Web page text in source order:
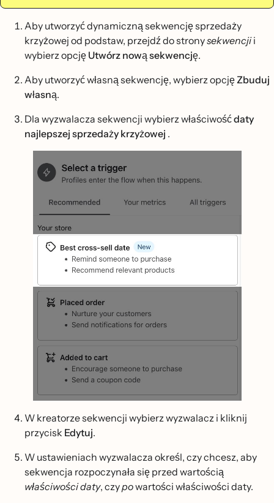
Aby utworzyć dynamiczną sekwencję sprzedaży
krzyżowej od podstaw, przejdź do stronysekwencjii
wybierz opcję Utwórz nową sekwencję.
Aby utworzyć własną sekwencję, wybierz opcję Zbuduj
własną.
Dla wyzwalacza sekwencji wybierz właściwośćdaty
najlepszej sprzedaży krzyżowej .
W kreatorze sekwencji wybierz wyzwalacz i kliknij
przycisk Edytuj.
W ustawieniach wyzwalacza określ, czy chcesz, aby
sekwencja rozpoczynała się przed wartością
właściwości daty, czypowartości właściwości daty.